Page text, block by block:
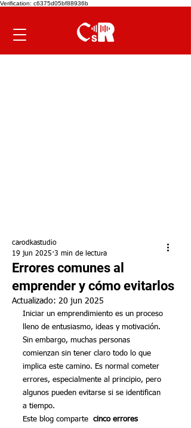
Verification: c6375d05bf88936b
Errores comunes al
emprender y cómo evitarlos
carodkastudio
19 jun 2025 3 min de lectura
Actualizado: 20 jun 2025
Iniciar un emprendimiento es un proceso
lleno de entusiasmo, ideas y motivación.
Sin embargo, muchas personas
comienzan sin tener claro todo lo que
implica este camino. Es normal cometer
errores, especialmente al principio, pero
algunos pueden evitarse si se identifican
a tiempo.
Este blog comparte
cinco errores